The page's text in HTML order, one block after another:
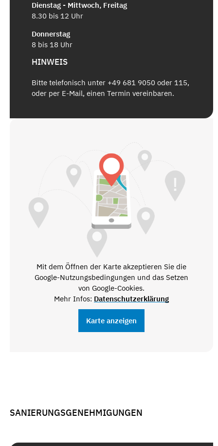
Dienstag - Mittwoch, Freitag
8.30 bis 12 Uhr
Donnerstag
8 bis 18 Uhr
HINWEIS
Bitte telefonisch unter +49 681 9050 oder 115,
oder per E-Mail, einen Termin vereinbaren.
Mit dem Öffnen der Karte akzeptieren Sie die
Google-Nutzungsbedingungen und das Setzen
von Google-Cookies.
Mehr Infos: Datenschutzerklärung
Karte anzeigen
SANIERUNGSGENEHMIGUNGEN